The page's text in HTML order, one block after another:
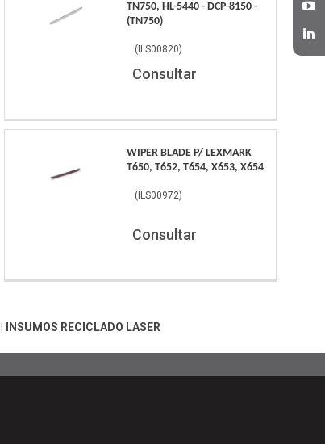
TN750, HL-5440 - DCP-8150 -
(TN750)
( ILS00820)
Consultar
WIPER BLADE P/ LEXMARK
T650, T652, T654, X653, X654
( ILS00972)
Consultar
INSUMOS RECICLADO LASER